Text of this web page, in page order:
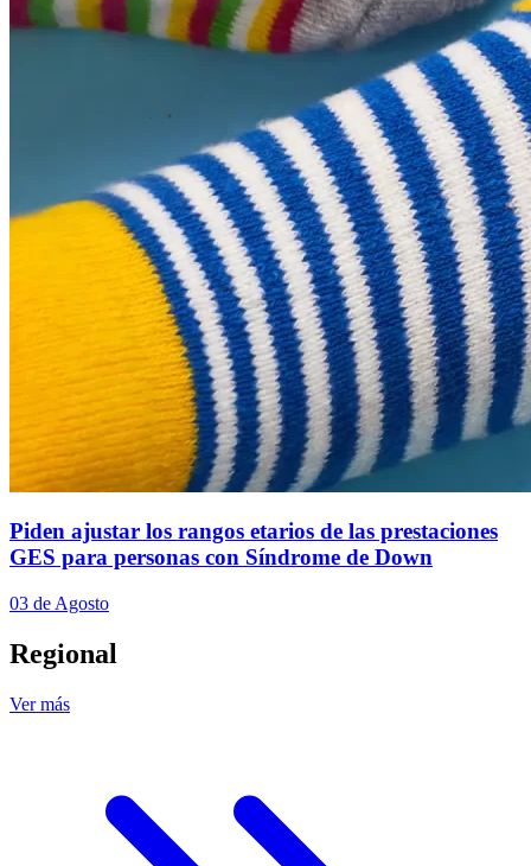
Piden ajustar los rangos etarios de las prestaciones
GES para personas con Síndrome de Down
03 de Agosto
Regional
Ver más